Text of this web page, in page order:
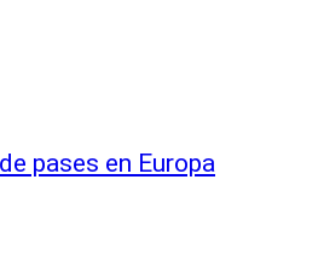
pases en Europa